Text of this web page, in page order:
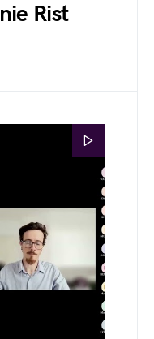
Rist